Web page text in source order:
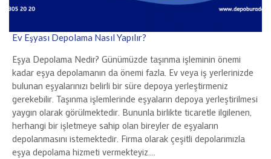
Ev Eşyası Depolama Nasıl Yapılır?
Eşya Depolama Nedir? Günümüzde taşınma işleminin önemi
kadar eşya depolamanın da önemi fazla. Ev veya iş yerlerinizde
bulunan eşyalarınızı belirli bir süre depoya yerleştirmeniz
gerekebilir. Taşınma işlemlerinde eşyaların depoya yerleştirilmesi
yaygın olarak görülmektedir. Bununla birlikte ticaretle ilgilenen,
herhangi bir işletmeye sahip olan bireyler de eşyaların
depolanmasını istemektedir. Firma olarak çeşitli depolarımızla
eşya depolama hizmeti vermekteyiz….